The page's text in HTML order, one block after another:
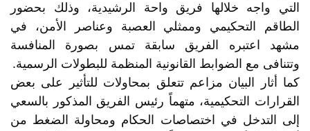
التي واجه خلالها فريق واحة الرشيدية، وذلك بحضور
الطاقم التحكيمي وممثلي العصبة وعناصر الأمن، في
مشهد اعتبره الفريق سابقة تمس بصورة المنافسة
وتتنافى مع الضوابط القانونية المنظمة للبطولات الرسمية.
كما أثار البيان مزاعم تتعلق بمحاولات للتأثير على بعض
القرارات التحكيمية، متهماً رئيس الفريق المذكور بالسعي
إلى التدخل في اختصاصات الحكام ومحاولة الضغط من